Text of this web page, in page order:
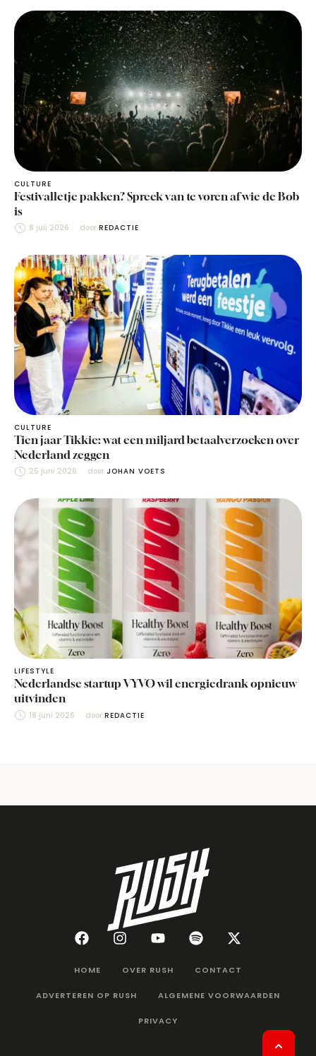
CULTURE
Festivalletje pakken? Spreek van te voren af wie de Bob
is
8 juli 2026 door REDACTIE
CULTURE
Tien jaar Tikkie: wat een miljard betaalverzoeken over
Nederland zeggen
25 juni 2026 door JOHAN VOETS
LIFESTYLE
Nederlandse startup VYVO wil energiedrank opnieuw
uitvinden
18 juni 2026 door REDACTIE
HOME OVER RUSH CONTACT
ADVERTEREN OP RUSH ALGEMENE VOORWAARDEN
PRIVACY